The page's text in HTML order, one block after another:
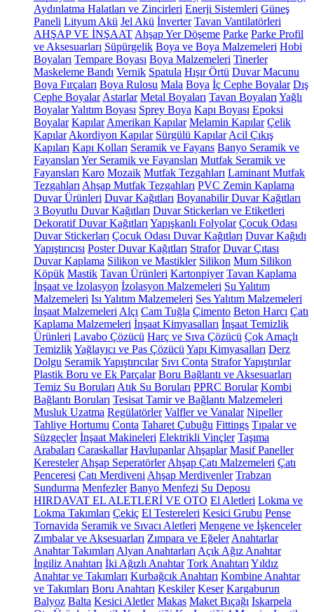
Aydınlatma Halatları ve Zincirleri Enerji Sistemleri Güneş
Paneli Lityum Akü Jel Akü İnverter Tavan Vantilatörleri
AHŞAP VE İNŞAAT Ahşap Yer Döşeme Parke Parke Profil
ve Aksesuarları Süpürgelik Boya ve Boya Malzemeleri Hobi
Boyaları Tempare Boyası Boya Malzemeleri Tinerler
Maskeleme Bandı Vernik Spatula Hışır Örtü Duvar Macunu
Boya Fırçaları Boya Rulosu Mala Boya İç Cephe Boyalar Dış
Cephe Boyalar Astarlar Metal Boyaları Tavan Boyaları Yağlı
BoyalarYalıtım Boyası Sprey Boya Kapı Boyası Epoksi
Boyalar Kapılar Amerikan Kapılar Melamin Kapılar Çelik
Kapılar Akordiyon Kapılar Sürgülü Kapılar Acil Çıkış
Kapıları Kapı Kolları Seramik ve Fayans Banyo Seramik ve
Fayansları Yer Seramik ve Fayansları Mutfak Seramik ve
Fayansları Karo Mozaik Mutfak Tezgahları Laminant Mutfak
Tezgahları Ahşap Mutfak Tezgahları PVC Zemin Kaplama
Duvar Ürünleri Duvar Kağıtları Boyanabilir Duvar Kağıtları
3 Boyutlu Duvar Kağıtları Duvar Stickerları ve Etiketleri
Dekoratif Duvar Kağıtları Yapışkanlı Folyolar Çocuk Odası
Duvar Stickerları Çocuk Odası Duvar Kağıtları Duvar Kağıdı
Yapıştırıcısı Poster Duvar Kağıtları Strafor Duvar Çıtası
Duvar Kaplama Silikon ve Mastikler Silikon Mum Silikon
Köpük Mastik Tavan Ürünleri Kartonpiyer Tavan Kaplama
İnşaat ve İzolasyon İzolasyon Malzemeleri Su Yalıtım
Malzemeleri Isı Yalıtım Malzemeleri Ses Yalıtım Malzemeleri
İnşaat Malzemeleri Alçı Cam Tuğla Çimento Beton Harcı Çatı
Kaplama Malzemeleri İnşaat Kimyasalları İnşaat Temizlik
Ürünleri Lavabo Çözücü Harç ve Sıva Çözücü Çok Amaçlı
TemizlikYağlayıcı ve Pas Çözücü Yapı Kimyasalları Derz
Dolgu Seramik Yapıştırıcılar Sıvı Conta Strafor Yapıştırılar
Plastik Boru ve Ek Parçalar Boru Bağlantı ve Aksesuarları
Temiz Su Boruları Atık Su Boruları PPRC Borular Kombi
Bağlantı Boruları Tesisat Tamir ve Bağlantı Malzemeleri
Musluk Uzatma Regülatörler Valfler ve Vanalar Nipeller
Tahliye Hortumu Conta Taharet Çubuğu Fittings Tıpalar ve
Süzgeçler İnşaat Makineleri Elektrikli Vinçler Taşıma
Arabaları Caraskallar Havlupanlar Ahşaplar Masif Paneller
Keresteler Ahşap Seperatörler Ahşap Çatı Malzemeleri Çatı
Penceresi Çatı Merdiveni Ahşap Merdivenler Trabzan
Sundurma Menfezler Banyo Menfezi Su Deposu
HIRDAVAT EL ALETLERİ VE OTO El Aletleri Lokma ve
Lokma Takımları Çekiç El Testereleri Kesici Grubu Pense
Tornavida Seramik ve Sıvacı Aletleri Mengene ve İşkenceler
Zımbalar ve Aksesuarları Zımpara ve Eğeler Anahtarlar
Anahtar Takımları Alyan Anahtarları Açık Ağız Anahtar
İngiliz Anahtarı İki Ağızlı Anahtar Tork Anahtarı Yıldız
Anahtar ve Takımları Kurbağcık Anahtarı Kombine Anahtar
ve Takımları Boru Anahtarı Keskiler Keser Kargaburun
Balyoz Balta Kesici Aletler Makas Maket Bıçağı Iskarpela